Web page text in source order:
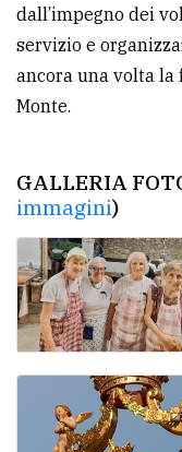
dall’impegno dei
servizio e
ancora una volta
Monte.
GALLERIA
immagini)